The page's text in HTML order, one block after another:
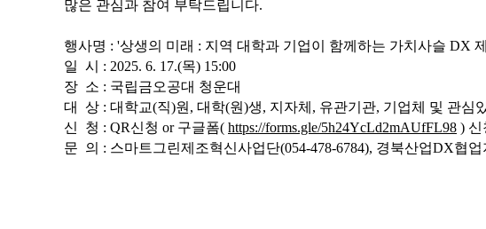
많은 관심과 참여 부탁드립니다.
행사명 : '상생의 미래 : 지역 대학과 기업이 함께하는 가치사슬 DX
일 시 : 2025. 6. 17.(목) 15:00
장 소 : 국립금오공대 청운대
대 상 : 대학교(직)원 , 대학(원)생, 지자체 , 유관기관, 기업체 및 관심
신 청 : QR신청 or 구글폼( https://forms.gle/5h24YcLd2mAUfFL98 ) 신
문 의 : 스마트그린제조혁신사업단(054-478-6784), 경북산업DX협